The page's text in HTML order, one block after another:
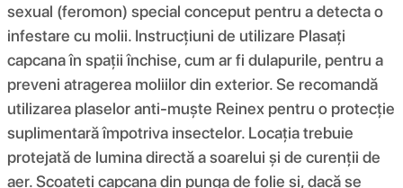
sexual (feromon) special conceput pentru a detecta o
infestare cu molii. Instrucțiuni de utilizare Plasați
capcana în spații închise, cum ar fi dulapurile, pentru a
preveni atragerea moliilor din exterior. Se recomandă
utilizarea plaselor anti-muște Reinex pentru o protecție
suplimentară împotriva insectelor. Locația trebuie
protejată de lumina directă a soarelui și de curenții de
aer. Scoateți capcana din punga de folie și, dacă se